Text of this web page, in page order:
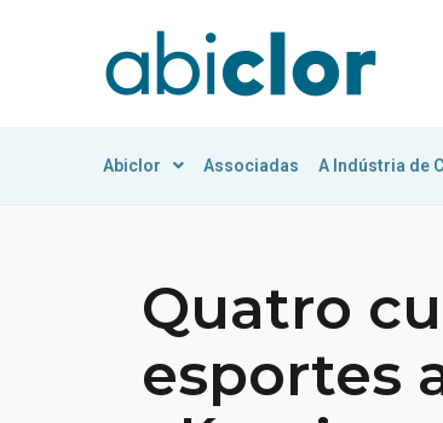
Abiclor Associadas A Indústria de
Quatro
esportes